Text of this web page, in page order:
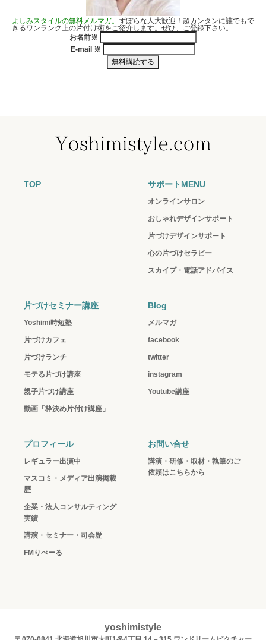
よしみスタイルの無料メルマガ。 ずぼらな人大歓迎！超カンタンに誰でもで
きるワンランク上の片付け術をご紹介します。ぜひ、ご登録下さい。
お名前※
E-mail ※
TOP サポートMENU
オンラインサロン
おしゃれデザインサポート
片づけデザインサポート
心の片づけセラピー
スカイプ・電話アドバイス
片づけセミナー講座
Yoshimi時短塾
片づけカフェ
片づけランチ
モテる片づけ講座
親子片づけ講座
動画「枠決め片付け講座」
Blog
メルマガ
facebook
twitter
instagram
Youtube講座
プロフィール
レギュラー出演中
マスコミ・メディア出演掲載
歴
企業・法人コンサルティング
実績
講演・セミナー・司会歴
FMりべーる
お問い合せ
講演・研修・取材・執筆のご
依頼はこちらから
yoshimistyle